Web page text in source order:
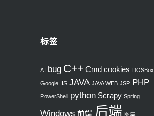
标签
AI bug C++ Cmd cookies DOSBox
Google IIS JAVA JAVA WEB JSP PHP
PowerShell python Scrapy Spring
Windows 前端 后端 图集